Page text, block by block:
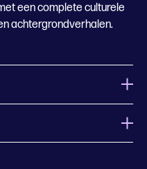
een complete culturele
achtergrondverhalen.